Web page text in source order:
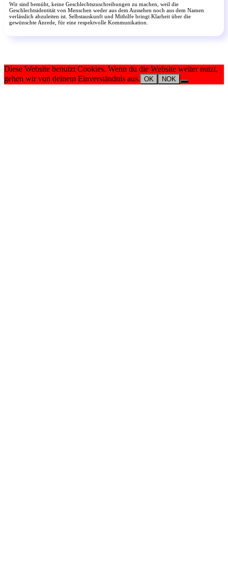
Wir sind bemüht, keine Geschlechtszuschreibungen zu machen, weil die
Geschlechtsidentität von Menschen weder aus dem Aussehen noch aus dem Namen
verlässlich abzuleiten ist. Selbstauskunft und Mithilfe bringt Klarheit über die
gewünschte Anrede, für eine respektvolle Kommunikation.
Diese Website benutzt Cookies. Wenn du die Website weiter nutzt,
gehen wir von deinem Einverständnis aus. OK NOK